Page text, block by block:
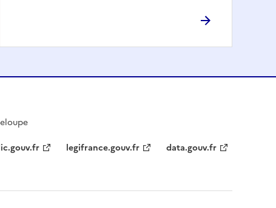
legifrance.gouv.fr data.gouv.fr